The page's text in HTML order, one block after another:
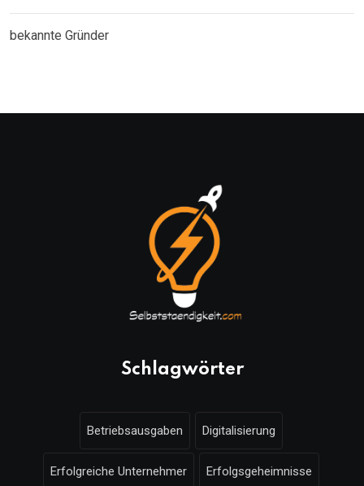
bekannte Gründer
Schlagwörter
Betriebsausgaben Digitalisierung
Erfolgreiche Unternehmer Erfolgsgeheimnisse